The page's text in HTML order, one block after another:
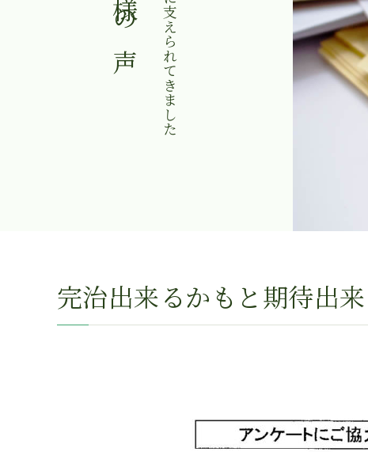
この声に支えられてきました
完治出来るかもと期待出